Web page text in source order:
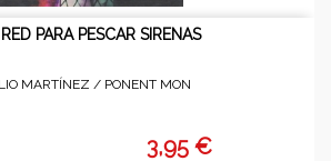
PARA PESCAR SIRENAS
MARTÍNEZ / PONENT MON
3,95 €